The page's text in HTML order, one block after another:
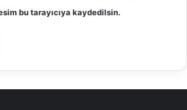
bu tarayıcıya kaydedilsin.